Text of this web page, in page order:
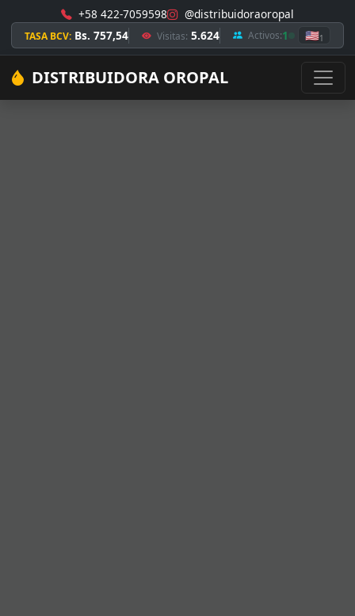
+58 422-7059598 @distribuidoraoropal
TASA BCV: Bs. 757,54 Visitas: 5.624 Activos:1 🇺🇸1
DISTRIBUIDORA OROPAL